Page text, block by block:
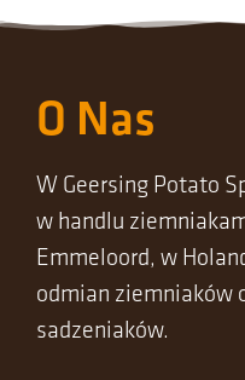
O Nas
W Geersing Potato
w handlu
Emmeloord, w
odmian ziemniaków
sadzeniaków.